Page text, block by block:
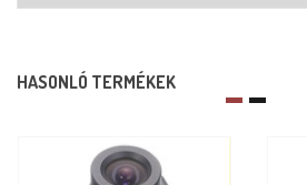
HASONLÓ TERMÉKEK